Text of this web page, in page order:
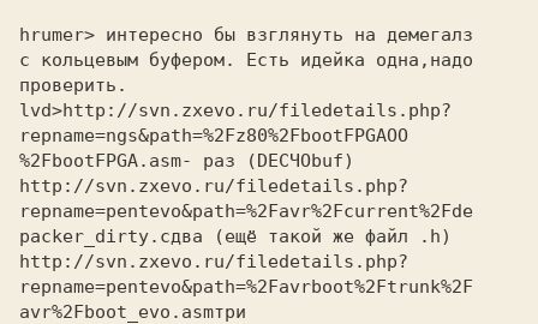
hrumer> интересно бы взглянуть на демегалз
с кольцевым буфером. Есть идейка одна,надо
проверить.
lvd>
repname=ngs&path=%2Fz80%2FbootFPGAOO
%2FbootFPGA.asm- раз (DECЧObuf)
http://svn.zxevo.ru/filedetails.php?
repname=pentevo&path=%2Favr%2Fcurrent%2Fde
packer_dirty.cдва (ещё такой же файл .h)
http://svn.zxevo.ru/filedetails.php?
repname=pentevo&path=%2Favrboot%2Ftrunk%2F
avr%2Fboot_evo.asmтри